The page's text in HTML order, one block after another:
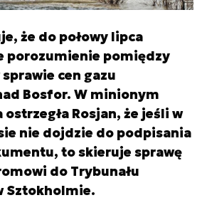
że do połowy lipca
porozumienie pomiędzy
cen gazu
Bosfor. W minionym
Rosjan, że jeśli w
nie dojdzie do podpisania
to skieruje sprawę
do Trybunału
Sztokholmie.